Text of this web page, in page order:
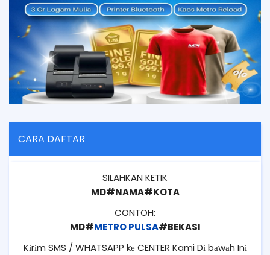
CARA DAFTAR
SILAHKAN KETIK
MD#NAMA#KOTA
CONTOH:
MD#METRO PULSA#BEKASI
Kіrіm SMS / WHATSAPP kе CENTER Kami Dі bаwаh Inі